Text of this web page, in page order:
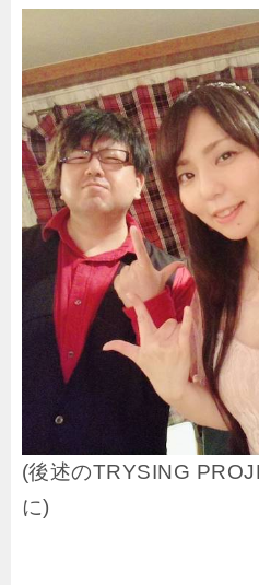
(後述のTRYSING
に)